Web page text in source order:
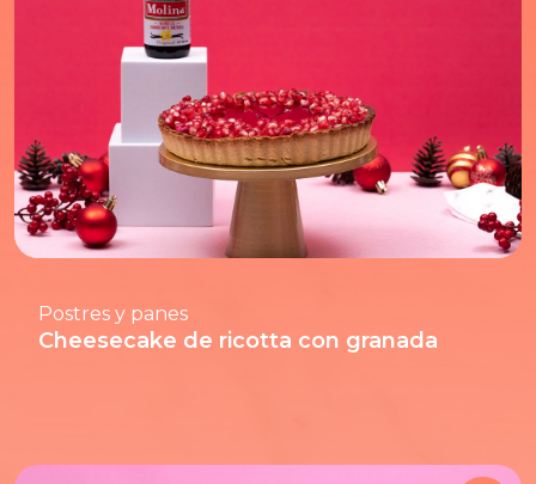
Postres y panes
Cheesecake de ricotta con granada